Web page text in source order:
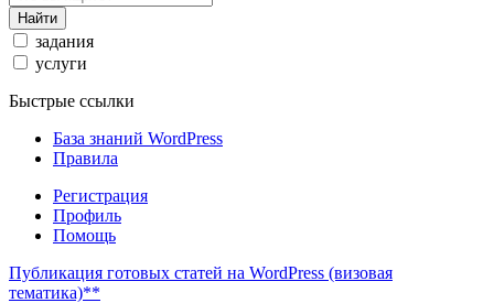
Найти
задания
услуги
Быстрые ссылки
База знаний WordPress
Правила
Регистрация
Профиль
Помощь
Публикация готовых статей на WordPress (визовая
тематика)**